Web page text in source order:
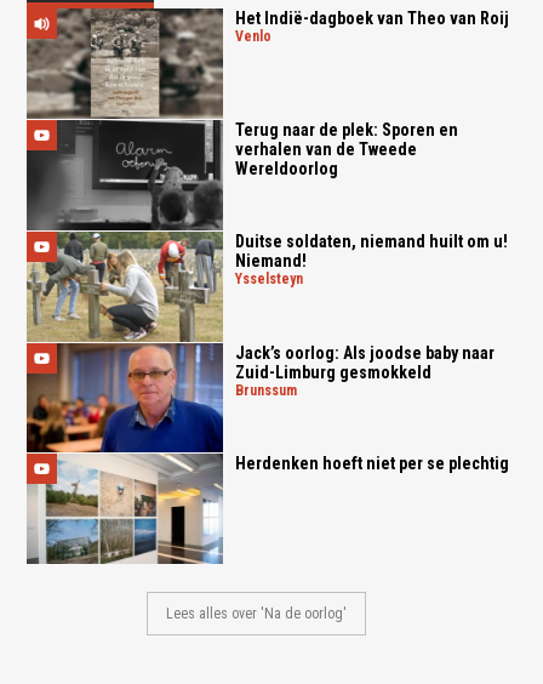
Het Indië-dagboek van Theo van Roij
venlo
Terug naar de plek: Sporen en
verhalen van de Tweede
Wereldoorlog
Duitse soldaten, niemand huilt om u!
Niemand!
ysselsteyn
Jack’s oorlog: Als joodse baby naar
Zuid-Limburg gesmokkeld
brunssum
Herdenken hoeft niet per se plechtig
Lees alles over 'Na de oorlog'